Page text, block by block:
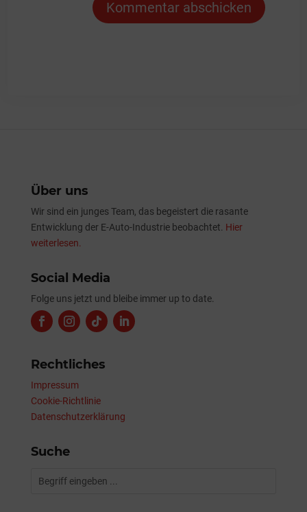
Kommentar abschicken
Über uns
Wir sind ein junges Team, das begeistert die rasante
Entwicklung der E-Auto-Industrie beobachtet. Hier
weiterlesen.
Social Media
Folge uns jetzt und bleibe immer up to date.
Rechtliches
Impressum
Cookie-Richtlinie
Datenschutzerklärung
Suche